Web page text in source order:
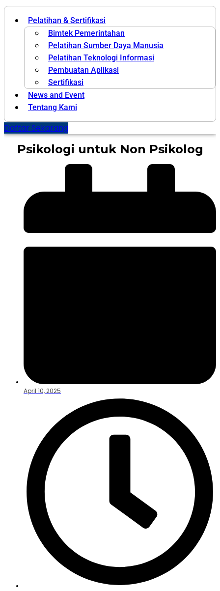
Pelatihan & Sertifikasi
Bimtek Pemerintahan
Pelatihan Sumber Daya Manusia
Pelatihan Teknologi Informasi
Pembuatan Aplikasi
Sertifikasi
News and Event
Tentang Kami
Daftar Sekarang
Psikologi untuk Non Psikolog
April 10, 2025